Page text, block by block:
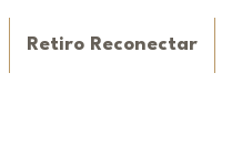
Retiro Reconectar